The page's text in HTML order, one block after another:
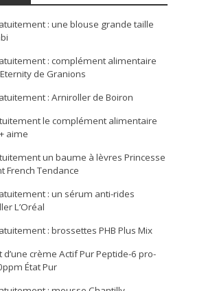
: une blouse grande taille
: complément alimentaire
de Granions
: Arniroller de Boiron
le complément alimentaire
aime
un baume à lèvres Princesse
French Tendance
: un sérum anti-rides
L’Oréal
: brossettes PHB Plus Mix
d’une crème Actif Pur Peptide-6 pro-
État Pur